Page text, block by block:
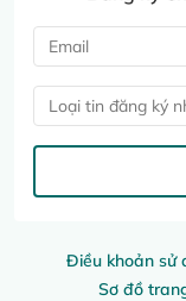
Điều khoản sử
Sơ đồ
Loại tin đăng ký